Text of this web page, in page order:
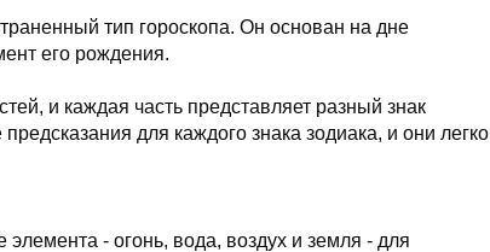
тип гороскопа. Он основан на дне
его рождения.
и каждая часть представляет разный знак
для каждого знака зодиака, и они легко
элемента - огонь, вода, воздух и земля - для